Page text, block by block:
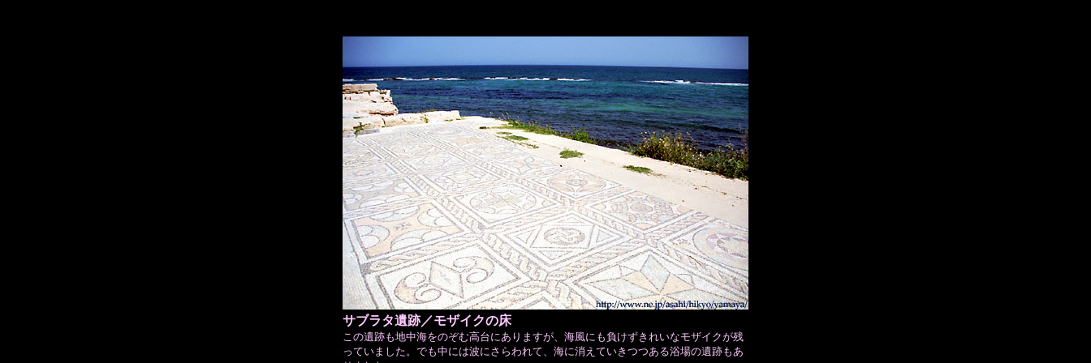
サブラタ遺跡／モザイクの床
この遺跡も地中海をのぞむ高台にありますが、海風にも負けずきれいなモザイクが残
っていました。でも中には波にさらわれて、海に消えていきつつある浴場の遺跡もあ